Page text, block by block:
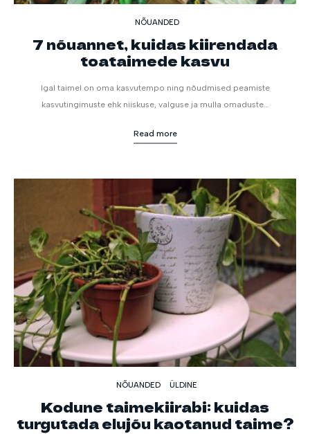
NÕUANDED
7 nõuannet, kuidas kiirendada
toataimede kasvu
Igal taimel on oma kasvutempo ning nõudmised peamiste
kasvutingimuste ehk niiskuse, valguse ja mulla omaduste…
Read more
NÕUANDED ÜLDINE
Kodune taimekiirabi: kuidas
turgutada elujõu kaotanud taime?